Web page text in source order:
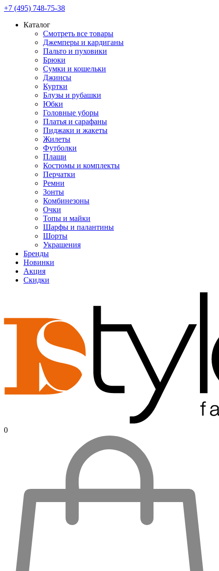
+7 (495) 748-75-38
Каталог
Смотреть все товары
Джемперы и кардиганы
Пальто и пуховики
Брюки
Сумки и кошельки
Джинсы
Куртки
Блузы и рубашки
Юбки
Головные уборы
Платья и сарафаны
Пиджаки и жакеты
Жилеты
Футболки
Плащи
Костюмы и комплекты
Перчатки
Ремни
Зонты
Комбинезоны
Очки
Топы и майки
Шарфы и палантины
Шорты
Украшения
Бренды
Новинки
Акция
Скидки
0